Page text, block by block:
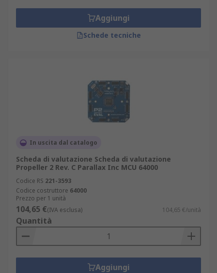
Aggiungi
Schede tecniche
In uscita dal catalogo
Scheda di valutazione Scheda di valutazione
Propeller 2 Rev. C Parallax Inc MCU 64000
Codice RS 221-3593
Codice costruttore 64000
Prezzo per 1 unità
104,65 €(IVA esclusa) 104,65 €/unità
Quantità
Aggiungi